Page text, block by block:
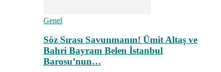
Genel
Söz Sırası Savunmanın! Ümit Altaş ve
Bahri Bayram Belen İstanbul
Barosu’nun…